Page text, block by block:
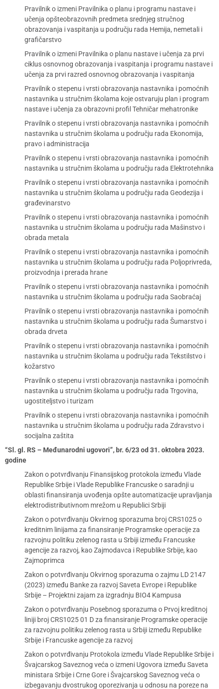
Pravilnik o izmeni Pravilnika o planu i programu nastave i
učenja opšteobrazovnih predmeta srednjeg stručnog
obrazovanja i vaspitanja u području rada Hemija, nemetali i
grafičarstvo
Pravilnik o izmeni Pravilnika o planu nastave i učenja za prvi
ciklus osnovnog obrazovanja i vaspitanja i programu nastave i
učenja za prvi razred osnovnog obrazovanja i vaspitanja
Pravilnik o stepenu i vrsti obrazovanja nastavnika i pomoćnih
nastavnika u stručnim školama koje ostvaruju plan i program
nastave i učenja za obrazovni profil Tehničar mehatronike
Pravilnik o stepenu i vrsti obrazovanja nastavnika i pomoćnih
nastavnika u stručnim školama u području rada Ekonomija,
pravo i administracija
Pravilnik o stepenu i vrsti obrazovanja nastavnika i pomoćnih
nastavnika u stručnim školama u području rada Elektrotehnika
Pravilnik o stepenu i vrsti obrazovanja nastavnika i pomoćnih
nastavnika u stručnim školama u području rada Geodezija i
građevinarstvo
Pravilnik o stepenu i vrsti obrazovanja nastavnika i pomoćnih
nastavnika u stručnim školama u području rada Mašinstvo i
obrada metala
Pravilnik o stepenu i vrsti obrazovanja nastavnika i pomoćnih
nastavnika u stručnim školama u području rada Poljoprivreda,
proizvodnja i prerada hrane
Pravilnik o stepenu i vrsti obrazovanja nastavnika i pomoćnih
nastavnika u stručnim školama u području rada Saobraćaj
Pravilnik o stepenu i vrsti obrazovanja nastavnika i pomoćnih
nastavnika u stručnim školama u području rada Šumarstvo i
obrada drveta
Pravilnik o stepenu i vrsti obrazovanja nastavnika i pomoćnih
nastavnika u stručnim školama u području rada Tekstilstvo i
kožarstvo
Pravilnik o stepenu i vrsti obrazovanja nastavnika i pomoćnih
nastavnika u stručnim školama u području rada Trgovina,
ugostiteljstvo i turizam
Pravilnik o stepenu i vrsti obrazovanja nastavnika i pomoćnih
nastavnika u stručnim školama u području rada Zdravstvo i
socijalna zaštita
“Sl. gl. RS – Međunarodni ugovori”, br. 6/23 od 31. oktobra 2023.
godine
Zakon o potvrđivanju Finansijskog protokola između Vlade
Republike Srbije i Vlade Republike Francuske o saradnji u
oblasti finansiranja uvođenja opšte automatizacije upravljanja
elektrodistributivnom mrežom u Republici Srbiji
Zakon o potvrđivanju Okvirnog sporazuma broj CRS1025 o
kreditnim linijama za finansiranje Programske operacije za
razvojnu politiku zelenog rasta u Srbiji između Francuske
agencije za razvoj, kao Zajmodavca i Republike Srbije, kao
Zajmoprimca
Zakon o potvrđivanju Okvirnog sporazuma o zajmu LD 2147
(2023) između Banke za razvoj Saveta Evrope i Republike
Srbije – Projektni zajam za izgradnju BIO4 Kampusa
Zakon o potvrđivanju Posebnog sporazuma o Prvoj kreditnoj
liniji broj CRS1025 01 D za finansiranje Programske operacije
za razvojnu politiku zelenog rasta u Srbiji između Republike
Srbije i Francuske agencije za razvoj
Zakon o potvrđivanju Protokola između Vlade Republike Srbije i
Švajcarskog Saveznog veća o izmeni Ugovora između Saveta
ministara Srbije i Crne Gore i Švajcarskog Saveznog veća o
izbegavanju dvostrukog oporezivanja u odnosu na poreze na